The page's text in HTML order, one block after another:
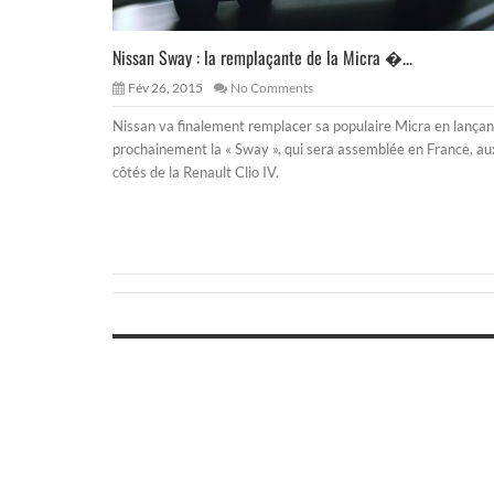
Nissan Sway : la remplaçante de la Micra �...
Fév 26, 2015 No Comments
Nissan va finalement remplacer sa populaire Micra en
prochainement la « Sway », qui sera assemblée en France,
côtés de la Renault Clio IV.